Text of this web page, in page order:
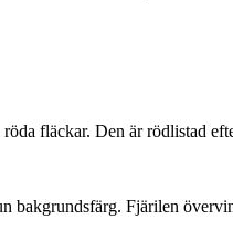
fläckar. Den är rödlistad
Fjärilen